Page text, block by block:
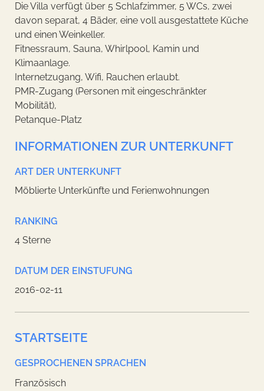
Die Villa verfügt über 5 Schlafzimmer, 5 WCs, zwei
davon separat, 4 Bäder, eine voll ausgestattete Küche
und einen Weinkeller.
Fitnessraum, Sauna, Whirlpool, Kamin und
Klimaanlage.
Internetzugang, Wifi, Rauchen erlaubt.
PMR-Zugang (Personen mit eingeschränkter
Mobilität),
Petanque-Platz
INFORMATIONEN ZUR UNTERKUNFT
ART DER UNTERKUNFT
Möblierte Unterkünfte und Ferienwohnungen
RANKING
4 Sterne
DATUM DER EINSTUFUNG
2016-02-11
STARTSEITE
GESPROCHENEN SPRACHEN
Französisch